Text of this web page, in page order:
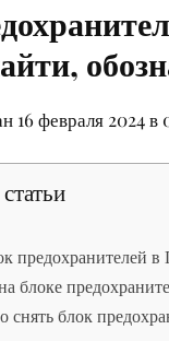
16 февраля 2024 в
предохранителей в
блоке
снять блок